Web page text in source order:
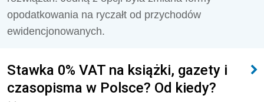
opodatkowania na ryczałt od przychodów
ewidencjonowanych.
Stawka 0% VAT na książki, gazety i
czasopisma w Polsce? Od kiedy?